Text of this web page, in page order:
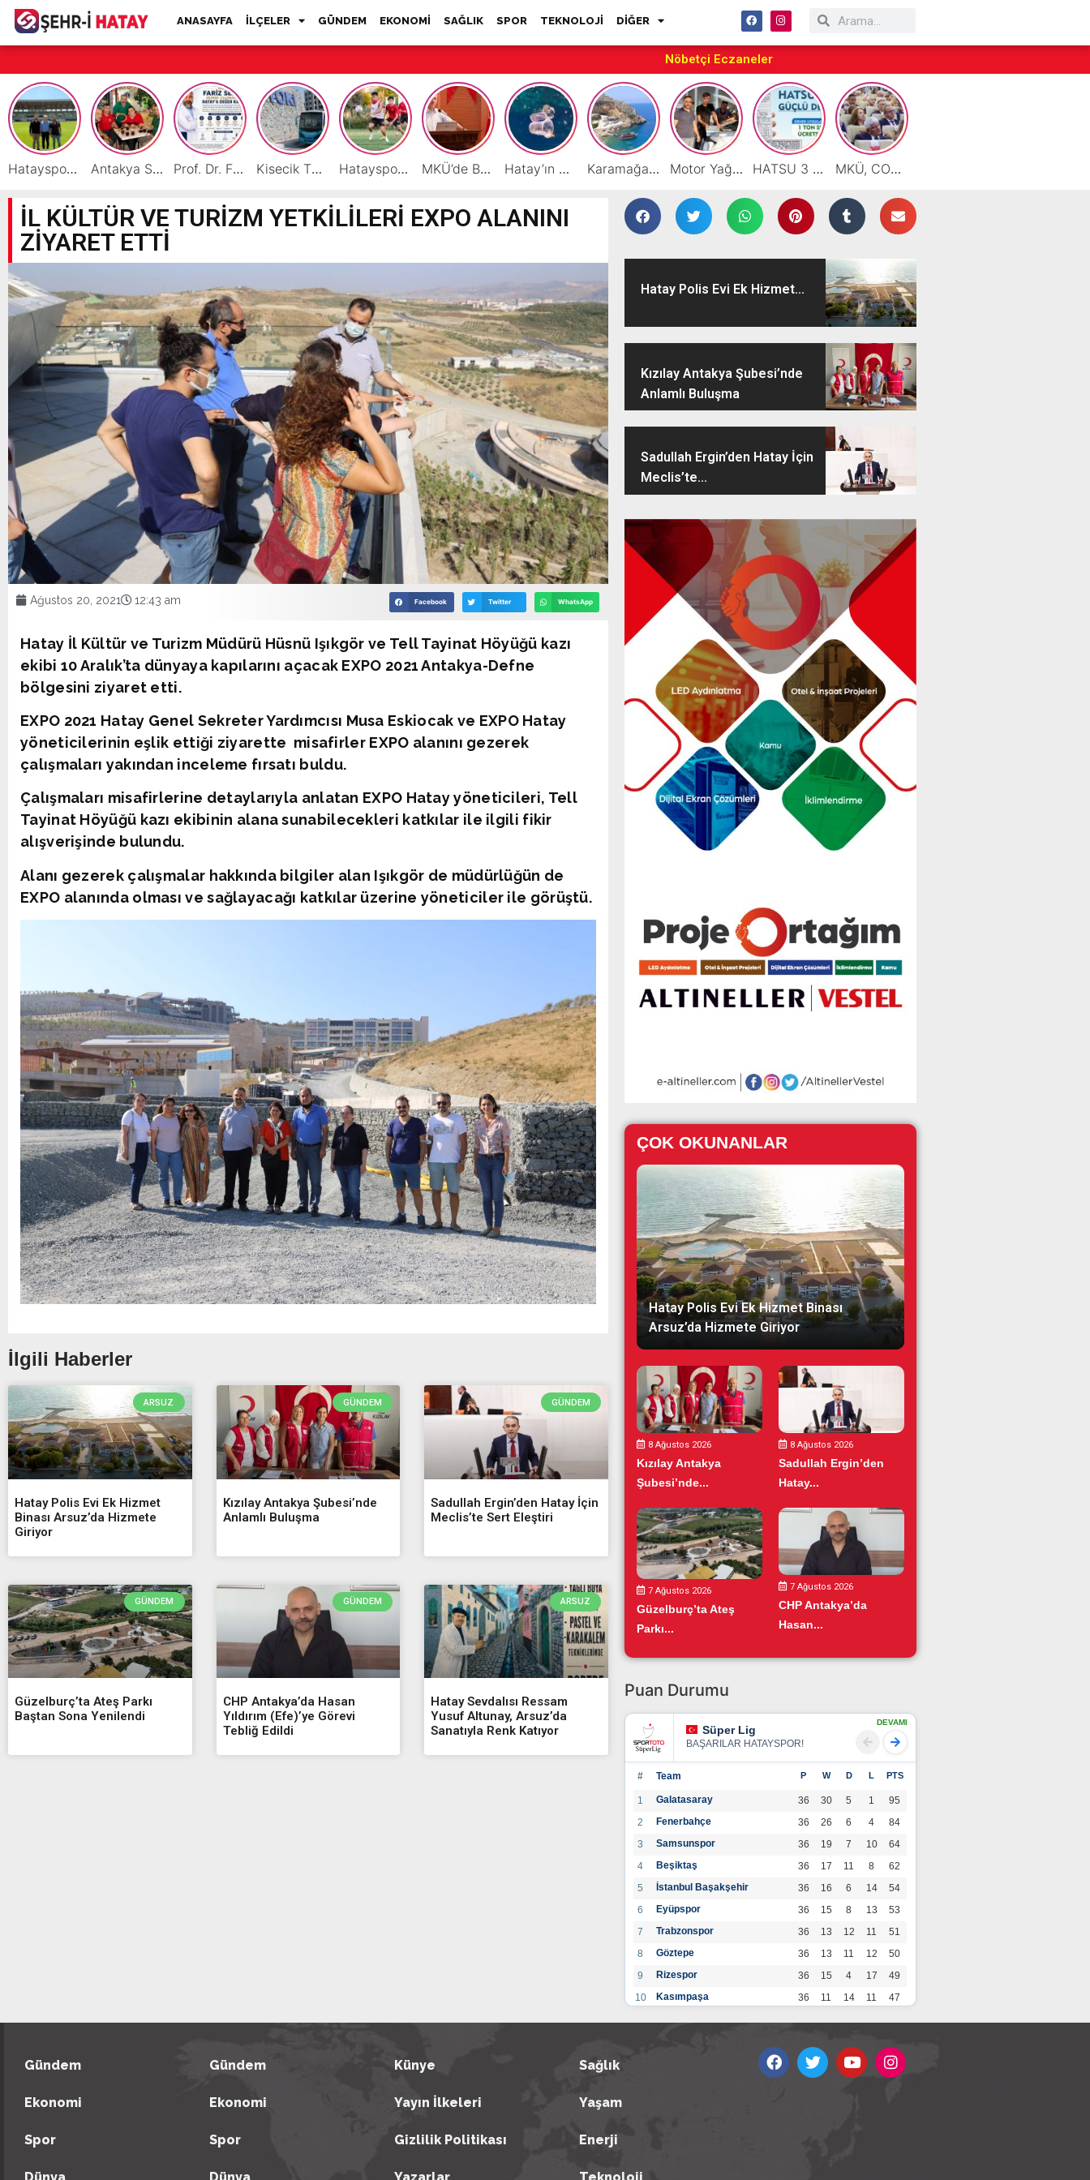
ANASAYFA İLÇELER GÜNDEM EKONOMİ SAĞLIK SPOR TEKNOLOJİ DİĞER
Nöbetçi Eczaneler
Hatayspor İç Saha Maçlarını Reyhanlı’da Oynamaya Hazırlanıyor Antakya Simidi Türkiye’nin Lezzet Zirvesinde Prof. Dr. Fariz Selimli, Uluslararası Başarılarıyla Hatay’a Değer Katıyor Kisecik TOKİ’lere Toplu Ulaşım Hizmeti Başladı Hatayspor’daki büyük kriz gençler için büyük bir fırsat MKÜ’de BAP ve TÜBİTAK 1001 Projeleri Masaya Yatırıldı Hatay’ın Deniz ve Sahillerini Kirleten Tesislere Ceza Yağdı! Karamağara Koyu Doğu Akdeniz’in Turizm Yıldızı Oluyor Motor Yağı ve Aküde Güvenilir Hizmet Antakya’da Başladı HATSU 3 İlçede Ağustos Ayı Faturalarında Bir Ton Suyu Ücretsiz Tanımladı MKÜ, COP31 Hazırlık Sürecinde Bilim Diplomasisine Katkı Sunacak
İL KÜLTÜR VE TURİZM YETKİLİLERİ EXPO ALANINI
ZİYARET ETTİ
Ağustos 20, 2021 12:43 am Facebook Twitter WhatsApp
Hatay İl Kültür ve Turizm Müdürü Hüsnü Işıkgör ve Tell Tayinat Höyüğü kazı
ekibi 10 Aralık’ta dünyaya kapılarını açacak EXPO 2021 Antakya-Defne
bölgesini ziyaret etti.
EXPO 2021 Hatay Genel Sekreter Yardımcısı Musa Eskiocak ve EXPO Hatay
yöneticilerinin eşlik ettiği ziyarette misafirler EXPO alanını gezerek
çalışmaları yakından inceleme fırsatı buldu.
Çalışmaları misafirlerine detaylarıyla anlatan EXPO Hatay yöneticileri, Tell
Tayinat Höyüğü kazı ekibinin alana sunabilecekleri katkılar ile ilgili fikir
alışverişinde bulundu.
Alanı gezerek çalışmalar hakkında bilgiler alan Işıkgör de müdürlüğün de
EXPO alanında olması ve sağlayacağı katkılar üzerine yöneticiler ile görüştü.
İlgili Haberler
ARSUZ
Hatay Polis Evi Ek Hizmet
Binası Arsuz’da Hizmete
Giriyor
GÜNDEM
Kızılay Antakya Şubesi’nde
Anlamlı Buluşma
GÜNDEM
Sadullah Ergin’den Hatay İçin
Meclis’te Sert Eleştiri
GÜNDEM
Güzelburç’ta Ateş Parkı
Baştan Sona Yenilendi
GÜNDEM
CHP Antakya’da Hasan
Yıldırım (Efe)’ye Görevi
Tebliğ Edildi
ARSUZ
Hatay Sevdalısı Ressam
Yusuf Altunay, Arsuz’da
Sanatıyla Renk Katıyor
Hatay Polis Evi Ek Hizmet...
Kızılay Antakya Şubesi’nde
Anlamlı Buluşma
Sadullah Ergin’den Hatay İçin
Meclis’te...
ÇOK OKUNANLAR
Hatay Polis Evi Ek Hizmet Binası
Arsuz’da Hizmete Giriyor
8 Ağustos 2026
Kızılay Antakya
Şubesi’nde...
8 Ağustos 2026
Sadullah Ergin’den
Hatay...
7 Ağustos 2026
Güzelburç’ta Ateş
Parkı...
7 Ağustos 2026
CHP Antakya’da
Hasan...
Puan Durumu
Süper Lig
BAŞARILAR HATAYSPOR!
DEVAMI
# Team P W D L PTS
1 Galatasaray 36 30 5 1
95
2
Fenerbahçe 36 26 6 4
84
3
Samsunspor 36 19 7 10
64
4
Beşiktaş 36 17 11 8
62
5
İstanbul Başakşehir 36 16 6 14
54
6
Eyüpspor 36 15 8 13
53
7
Trabzonspor 36 13 12 11
51
8
Göztepe 36 13 11 12
50
9
Rizespor 36 15 4 17
49
10
Kasımpaşa 36 11 14 11
47
36 12 9 15
45
18
Gündem
Ekonomi
Spor
Gündem
Ekonomi
Spor
Künye
Yayın İlkeleri
Gizlilik Politikası
Sağlık
Yaşam
Enerji